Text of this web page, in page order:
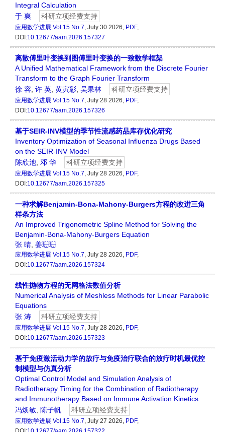
Integral Calculation
于 爽
科研立项经费支持
应用数学进展 Vol.15 No.7 , July 30 2026, PDF,
DOI:10.12677/aam.2026.157327
离散傅里叶变换到图傅里叶变换的一致数学框架
A Unified Mathematical Framework from the Discrete Fourier
Transform to the Graph Fourier Transform
徐 容 许 英 黄寅彰 吴果林 科研立项经费支持
应用数学进展 Vol.15 No.7 , July 28 2026, PDF,
DOI:10.12677/aam.2026.157326
基于SEIR-INV模型的季节性流感药品库存优化研究
Inventory Optimization of Seasonal Influenza Drugs Based
on the SEIR-INV Model
陈欣池 邓 华 科研立项经费支持
应用数学进展 Vol.15 No.7 , July 28 2026, PDF,
DOI:10.12677/aam.2026.157325
一种求解Benjamin-Bona-Mahony-Burgers方程的改进三角
样条方法
An Improved Trigonometric Spline Method for Solving the
Benjamin-Bona-Mahony-Burgers Equation
张 晴 姜珊珊
应用数学进展 Vol.15 No.7 , July 28 2026, PDF,
DOI:10.12677/aam.2026.157324
线性抛物方程的无网格法数值分析
Numerical Analysis of Meshless Methods for Linear Parabolic
Equations
张 涛
科研立项经费支持
应用数学进展 Vol.15 No.7 , July 28 2026, PDF,
DOI:10.12677/aam.2026.157323
基于免疫激活动力学的放疗与免疫治疗联合的放疗时机最优控
制模型与仿真分析
Optimal Control Model and Simulation Analysis of
Radiotherapy Timing for the Combination of Radiotherapy
and Immunotherapy Based on Immune Activation Kinetics
冯焕敏 陈子帆 科研立项经费支持
应用数学进展 Vol.15 No.7 , July 27 2026, PDF,